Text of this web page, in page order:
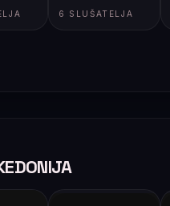
6 SLUŠATELJA